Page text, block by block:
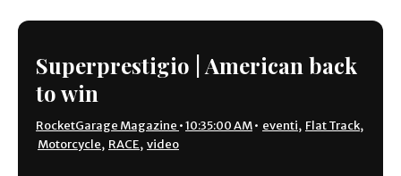
Superprestigio | American back
to win
RocketGarage Magazine •10:35:00 AM• eventi, Flat Track,
Motorcycle, RACE, video